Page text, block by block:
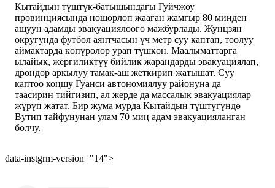
Кытайдын түштүк-батышындагы Гуйчжоу
провинциясында нөшөрлөп жааган жамгыр 80 миңден
ашуун адамды эвакуациялоого мажбурлады. Жунцзян
округунда футбол аянтчасын үч метр суу каптап, тоолуу
аймактарда көпүрөлөр урап түшкөн. Маалыматтарга
ылайык, жергиликтүү бийлик жарандарды эвакуациялап,
дрондор аркылуу тамак-аш жеткирип жатышат. Суу
каптоо коңшу Гуанси автономиялуу районуна да
таасирин тийгизип, ал жерде да массалык эвакуациялар
жүрүп жатат. Бир жума мурда Кытайдын түштүгүндө
Вутип тайфунунан улам 70 миң адам эвакуацияланган
болчу.
data-instgrm-version="14">